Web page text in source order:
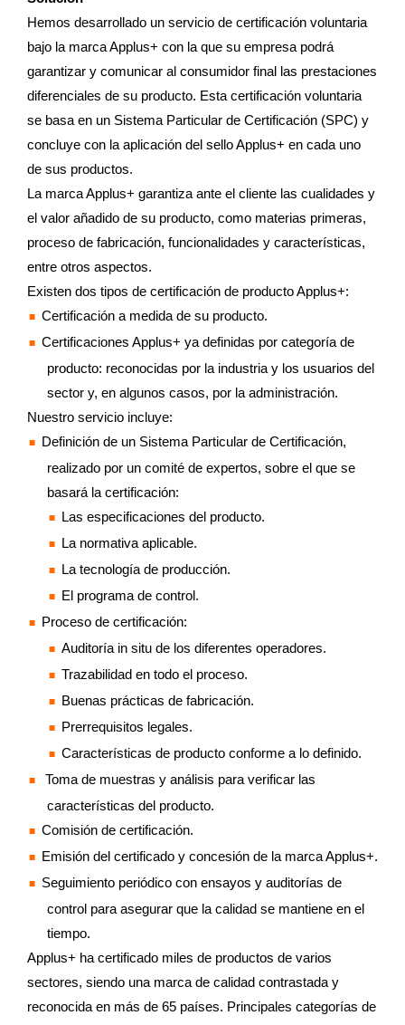
Hemos desarrollado un servicio de certificación voluntaria
bajo la marca Applus+ con la que su empresa podrá
garantizar y comunicar al consumidor final las prestaciones
diferenciales de su producto. Esta certificación voluntaria
se basa en un Sistema Particular de Certificación (SPC) y
concluye con la aplicación del sello Applus+ en cada uno
de sus productos.
La marca Applus+ garantiza ante el cliente las cualidades y
el valor añadido de su producto, como materias primeras,
proceso de fabricación, funcionalidades y características,
entre otros aspectos.
Existen dos tipos de certificación de producto Applus+:
Certificación a medida de su producto.
Certificaciones Applus+ ya definidas por categoría de
producto: reconocidas por la industria y los usuarios del
sector y, en algunos casos, por la administración.
Nuestro servicio incluye:
Definición de un Sistema Particular de Certificación,
realizado por un comité de expertos, sobre el que se
basará la certificación:
Las especificaciones del producto.
La normativa aplicable.
La tecnología de producción.
El programa de control.
Proceso de certificación:
Auditoría in situ de los diferentes operadores.
Trazabilidad en todo el proceso.
Buenas prácticas de fabricación.
Prerrequisitos legales.
Características de producto conforme a lo definido.
Toma de muestras y análisis para verificar las
características del producto.
Comisión de certificación.
Emisión del certificado y concesión de la marca Applus+.
Seguimiento periódico con ensayos y auditorías de
control para asegurar que la calidad se mantiene en el
tiempo.
Applus+ ha certificado miles de productos de varios
sectores, siendo una marca de calidad contrastada y
reconocida en más de 65 países. Principales categorías de